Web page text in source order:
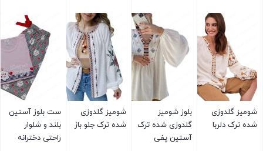
شومیز گلدوزی
شده ترک دلربا
بلوز شومیز
گلدوزی شده ترک
آستین پفی
شومیز گلدوزی
شده ترک جلو باز
ست بلوز آستین
بلند و شلوار
راحتی دخترانه